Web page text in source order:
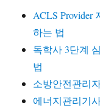
ACLS Provider
하는 법
독학사 3단계
법
소방안전관리
에너지관리기